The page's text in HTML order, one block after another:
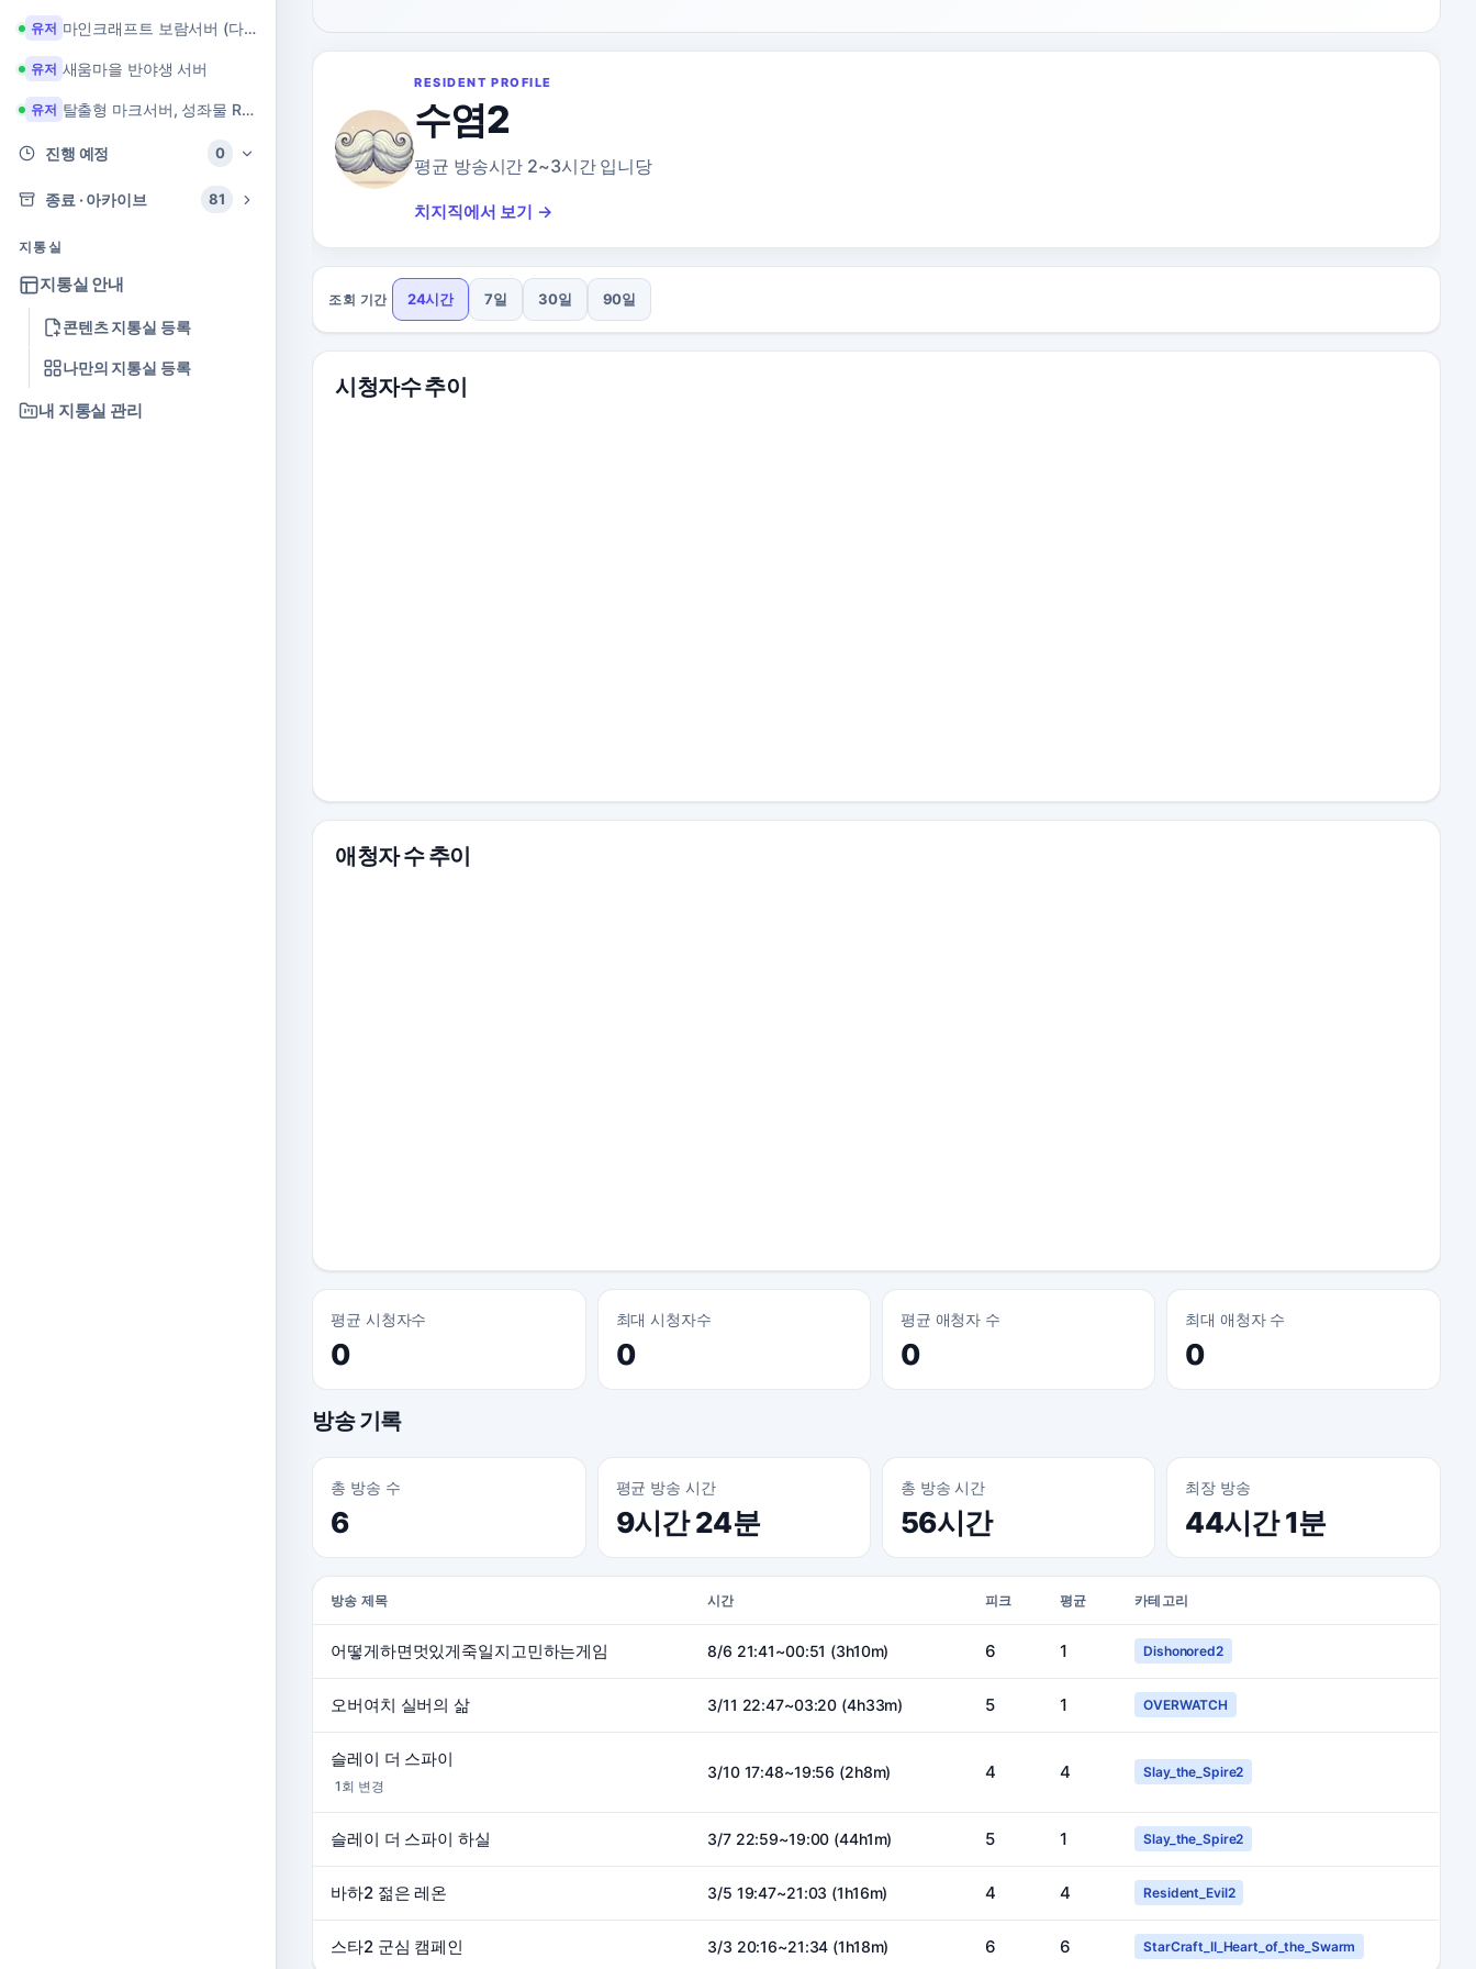
유저 마인크래프트 보람서버 (다이아 + 힐링 서버)
유저 새움마을 반야생 서버
유저 탈출형 마크서버, 성좌물 RPG 마크서버
진행 예정 0
종료 · 아카이브 81
지통실
지통실 안내
콘텐츠 지통실 등록
나만의 지통실 등록
내 지통실 관리
RESIDENT PROFILE
수염2
평균 방송시간 2~3시간 입니당
치지직에서 보기 →
조회 기간 24시간 7일 30일 90일
시청자수 추이
애청자 수 추이
평균 시청자수
0
최대 시청자수
0
평균 애청자 수
0
최대 애청자 수
0
방송 기록
총 방송 수
6
평균 방송 시간
9시간 24분
총 방송 시간
56시간
최장 방송
44시간 1분
방송 제목 시간 피크 평균 카테고리
어떻게하면멋있게죽일지고민하는게임 8/6 21:41~00:51 (3h10m) 6 1 Dishonored2
오버여치 실버의 삶 3/11 22:47~03:20 (4h33m) 5 1 OVERWATCH
슬레이 더 스파이
1회 변경
3/10 17:48~19:56 (2h8m) 4 4 Slay_the_Spire2
슬레이 더 스파이 하실 3/7 22:59~19:00 (44h1m) 5 1 Slay_the_Spire2
바하2 젊은 레온 3/5 19:47~21:03 (1h16m) 4 4 Resident_Evil2
스타2 군심 캠페인 3/3 20:16~21:34 (1h18m) 6 6 StarCraft_II_Heart_of_the_Swarm